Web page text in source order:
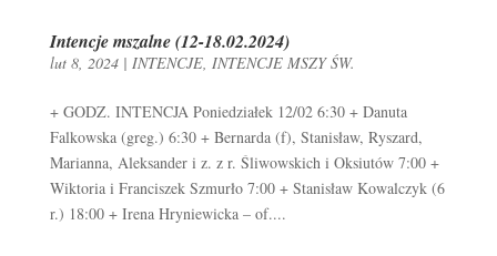
Intencje mszalne (12-18.02.2024)
lut 8, 2024| INTENCJE, INTENCJE MSZY ŚW.
+ GODZ. INTENCJA Poniedziałek 12/02 6:30 + Danuta
Falkowska (greg.) 6:30 + Bernarda (f), Stanisław, Ryszard,
Marianna, Aleksander i z. z r. Śliwowskich i Oksiutów 7:00 +
Wiktoria i Franciszek Szmurło 7:00 + Stanisław Kowalczyk (6
r.) 18:00 + Irena Hryniewicka – of....